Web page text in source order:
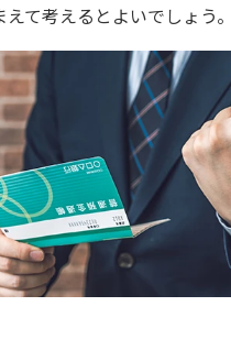
て考えるとよいでしょう。